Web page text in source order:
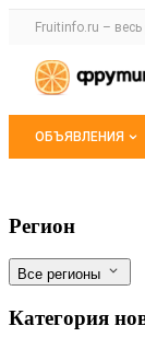
Раздел
Fruitinfo.ru – весь
Навигация
ОБЪЯВЛЕНИЯ
Мои
В
Фильтры
Регион
Все регионы
Категория